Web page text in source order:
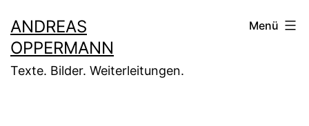
Inhalt
springen
ANDREAS
OPPERMANN
Texte. Bilder. Weiterleitungen.
Menü